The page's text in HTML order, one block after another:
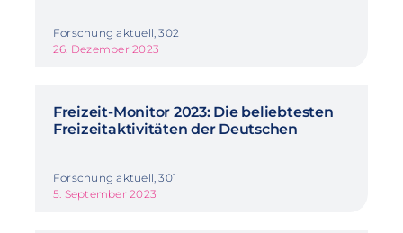
Forschung aktuell, 302
26. Dezember 2023
Freizeit-Monitor 2023: Die beliebtesten
Freizeitaktivitäten der Deutschen
Forschung aktuell, 301
5. September 2023